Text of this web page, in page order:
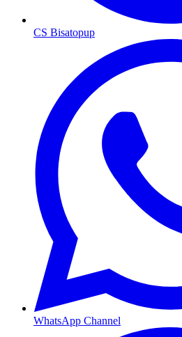
CS Bisatopup
WhatsApp Channel